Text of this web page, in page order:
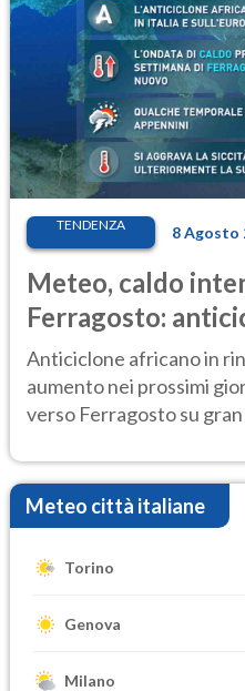
TENDENZA 8 Agosto
Meteo, caldo
Ferragosto:
ancora
Anticiclone africano in
aumento nei prossimi
verso Ferragosto su
Meteo città italiane
Torino
Genova
Milano